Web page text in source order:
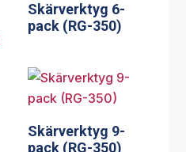
Skärverktyg 6-
pack (RG-350)
Skärverktyg 9-
pack (RG-350)